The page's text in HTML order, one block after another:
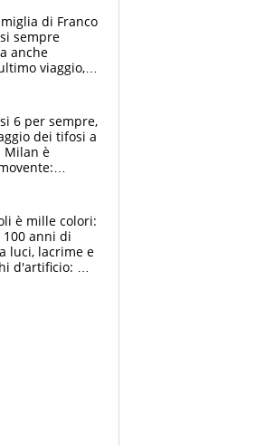
di Franco
sempre
anche
viaggio,
dei tifosi
6 per sempre,
dei tifosi a
Milan è
è mille colori:
100 anni di
luci, lacrime e
d'artificio: De